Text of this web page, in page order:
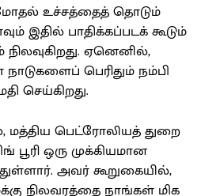
உச்சத்தைத் தொடும்
இதில் பாதிக்கப்படக் கூடும்
ஏனெனில்,
பெரிதும் நம்பி
செய்கிறது.
மத்திய பெட்ரோலியத் துறை
ஒரு முக்கியமான
அவர் கூறுகையில்,
நிலவரத்தை நாங்கள் மிக